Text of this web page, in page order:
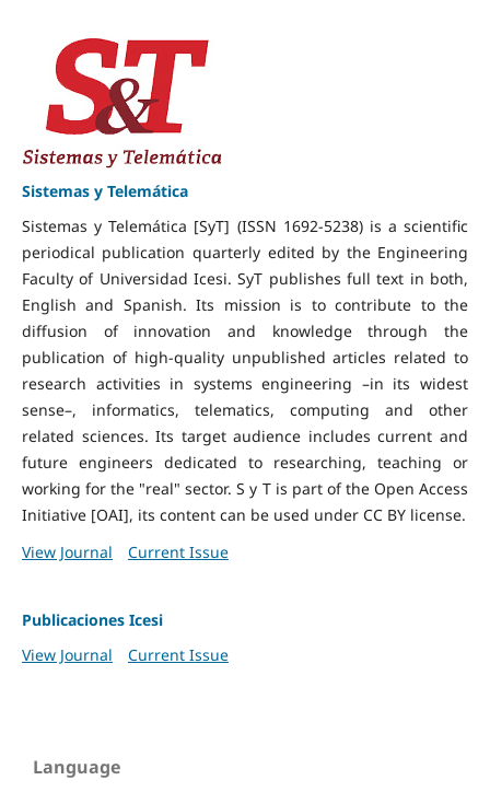
Sistemas y Telemática
Sistemas y Telemática [SyT] (ISSN 1692-5238) is a scientific
periodical publication quarterly edited by the Engineering
Faculty of Universidad Icesi. SyT publishes full text in both,
English and Spanish. Its mission is to contribute to the
diffusion of innovation and knowledge through the
publication of high-quality unpublished articles related to
research activities in systems engineering –in its widest
sense–, informatics, telematics, computing and other
related sciences. Its target audience includes current and
future engineers dedicated to researching, teaching or
working for the "real" sector. S y T is part of the Open Access
Initiative [OAI], its content can be used under CC BY license.
View Journal
Current Issue
Publicaciones Icesi
View Journal
Current Issue
Language